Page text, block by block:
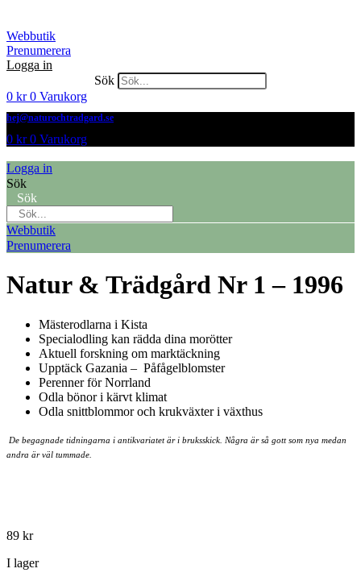
innehåll
Webbutik
Prenumerera
Logga in
Sök
0 kr 0 Varukorg
hej@naturochtradgard.se
0 kr 0 Varukorg
Logga in
Sök
Sök
Webbutik
Prenumerera
Natur & Trädgård Nr 1 – 1996
Mästerodlarna i Kista
Specialodling kan rädda dina morötter
Aktuell forskning om marktäckning
Upptäck Gazania – Påfågelblomster
Perenner för Norrland
Odla bönor i kärvt klimat
Odla snittblommor och krukväxter i växthus
De begagnade tidningarna i antikvariatet är i bruksskick. Några är så gott som nya medan
andra är väl tummade.
89 kr
I lager